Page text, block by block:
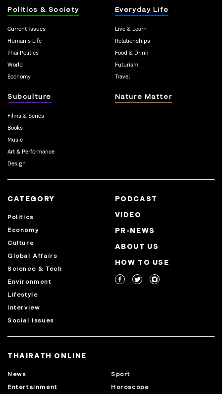
Politics & Society
Current Issues
Human’s Life
Thai Politics
World
Economy
Everyday Life
Live & Learn
Relationships
Food & Drink
Futurism
Travel
Subculture
Films & Series
Books
Music
Art & Performance
Design
Nature Matter
CATEGORY
Politics
Economy
Culture
Global Affairs
Science & Tech
Environment
Lifestyle
Interview
Social Issues
PODCAST
VIDEO
PR-NEWS
ABOUT US
HOW TO USE
THAIRATH ONLINE
News
Sport
Entertainment
Horoscope